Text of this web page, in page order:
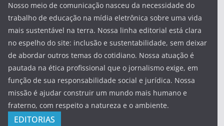
Nosso meio de comunicação nasceu da necessidade do
trabalho de educação na mídia eletrônica sobre uma vida
mais sustentável na terra. Nossa linha editorial está clara
no espelho do site: inclusão e sustentabilidade, sem deixar
de abordar outros temas do cotidiano. Nossa atuação é
pautada na ética profissional que o jornalismo exige, em
função de sua responsabilidade social e jurídica. Nossa
missão é ajudar construir um mundo mais humano e
fraterno, com respeito a natureza e o ambiente.
EDITORIAS